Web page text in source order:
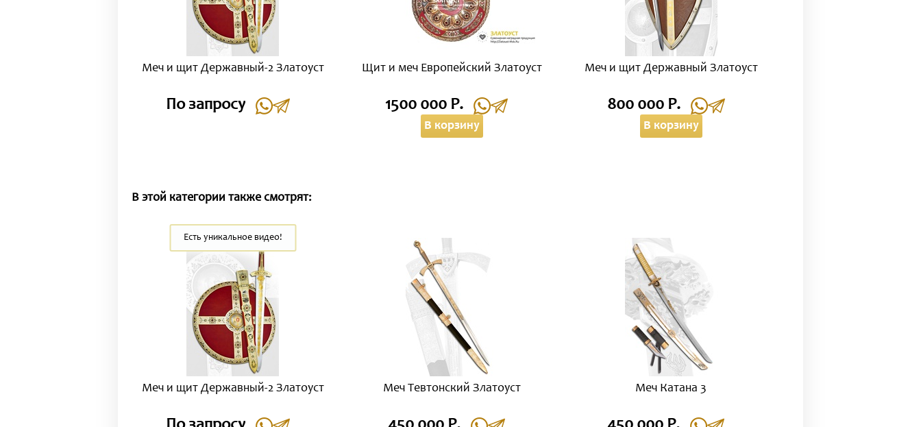
Меч и щит Державный-2 Златоуст
По запросу
Щит и меч Европейский Златоуст
1500 000 Р.
В корзину
Меч и щит Державный Златоуст
800 000 Р.
В корзину
В этой категории также смотрят:
Меч и щит Державный-2 Златоуст
Есть уникальное видео!
Меч Тевтонский Златоуст Меч Катана 3